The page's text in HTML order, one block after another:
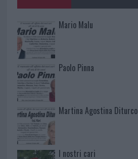
Mario Malu
Paolo Pinna
Martina Agostina Diturco
I nostri cari